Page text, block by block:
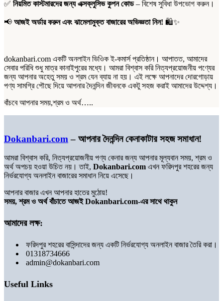
✅ নিয়মিত কাস্টমারদের জন্য এক্সক্লুসিভ কুপন কোড– বিশেষ সুবিধা উপভোগ করুন।
📢 আজই অর্ডার করুন এবং ঝামেলামুক্ত বাজারের অভিজ্ঞতা নিন! 🛍️✨
dokanbari.com একটি অনলাইন ভিওিক ই-কমার্স প্রতিষ্ঠান। আপাতত, আমাদের
সেবার পরিধি শুধু মাত্র কানাইপুরের মধ্যে। আমরা বিশ্বাস করি নিত্যপ্রয়োজনীয় পণ্যের
জন্য আপনার অহেতু সময় ও শ্রম যেন ব্যায় না হয়। এই লক্ষে আপনাদের দোরগোড়ায়
পণ্য সামগ্রি পৌছে দিয়ে আপনার দৈনন্দিন জীবনকে একটু সহজ করাই আমাদের উদ্দেশ্য।
বাঁচবে আপনার সময়,শ্রম ও অর্থ…..
Dokanbari.com – আপনার দৈনন্দিন কেনাকাটার সহজ সমাধান!
আমরা বিশ্বাস করি, নিত্যপ্রয়োজনীয় পণ্য কেনার জন্য আপনার মূল্যবান সময়, শ্রম ও
অর্থ অপচয় হওয়া উচিত নয়। তাই, Dokanbari.com এখন ফরিদপুর শহরের জন্য
নির্ভরযোগ্য অনলাইন বাজারের সমাধান নিয়ে এসেছে।
আপনার বাজার এখন আপনার হাতের মুঠোয়!
সময়, শ্রম ও অর্থ বাঁচাতে আজই Dokanbari.com-এর সাথে থাকুন
আমাদের লক্ষ:
ফরিদপুর শহরের বাসিন্দাদের জন্য একটি নির্ভরযোগ্য অনলাইন বাজার তৈরি করা।
01318734666
admin@dokanbari.com
Useful Links